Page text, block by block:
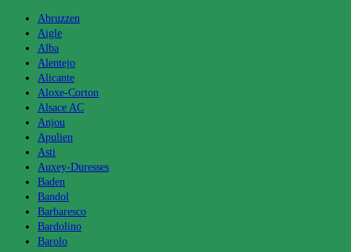
Abruzzen
Aigle
Alba
Alentejo
Alicante
Aloxe-Corton
Alsace AC
Anjou
Apulien
Asti
Auxey-Duresses
Baden
Bandol
Barbaresco
Bardolino
Barolo